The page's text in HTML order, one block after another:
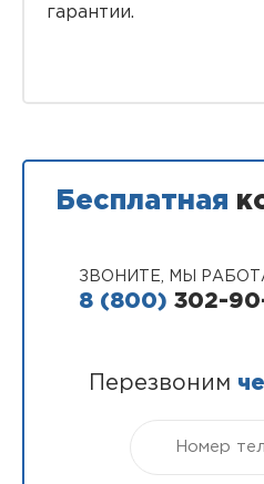
гарантии.
Бесплатная
ЗВОНИТЕ, МЫ
8 (800) 302-
Перезвоним